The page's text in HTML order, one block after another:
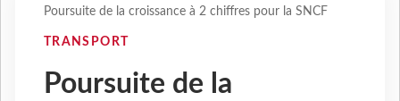
Poursuite de la croissance à 2 chiffres pour la SNCF
TRANSPORT
Poursuite de la